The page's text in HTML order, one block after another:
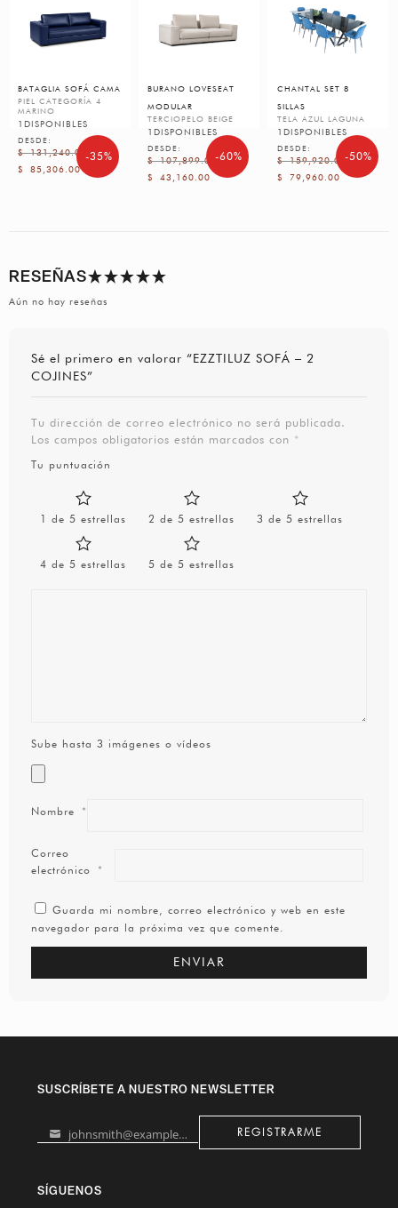
BATAGLIA SOFÁ CAMA
PIEL CATEGORÍA 4
MARINO
1 DISPONIBLES
DESDE:
$131,240.00
$
85,306.00
-35%
BURANO LOVESEAT
MODULAR
TERCIOPELO BEIGE
1 DISPONIBLES
DESDE:
$107,899.00
$
43,160.00
-60%
CHANTAL SET 8
SILLAS
TELA AZUL LAGUNA
1 DISPONIBLES
DESDE:
$159,920.00
$
79,960.00
-50%
RESEÑAS
Aún no hay reseñas
Sé el primero en valorar “EZZTILUZ SOFÁ – 2
COJINES”
Tu dirección de correo electrónico no será publicada.
Los campos obligatorios están marcados con *
Tu puntuación
1 de 5 estrellas 2 de 5 estrellas 3 de 5 estrellas
4 de 5 estrellas 5 de 5 estrellas
Sube hasta 3 imágenes o vídeos
Nombre *
Correo
electrónico *
Guarda mi nombre, correo electrónico y web en este
navegador para la próxima vez que comente.
SUSCRÍBETE A NUESTRO NEWSLETTER
Your johnsmith@example.com REGISTRARME
SÍGUENOS